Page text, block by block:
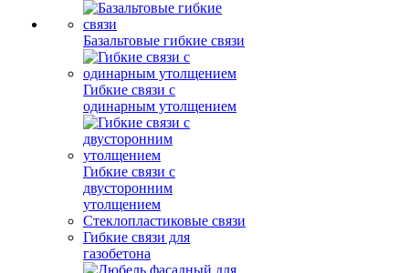
Базальтовые гибкие связи
Гибкие связи с
одинарным утолщением
Гибкие связи с
двусторонним
утолщением
Стеклопластиковые связи
Гибкие связи для
газобетона